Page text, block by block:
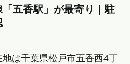
五香駅」が最寄り｜駐
は千葉県松戸市五香西4丁